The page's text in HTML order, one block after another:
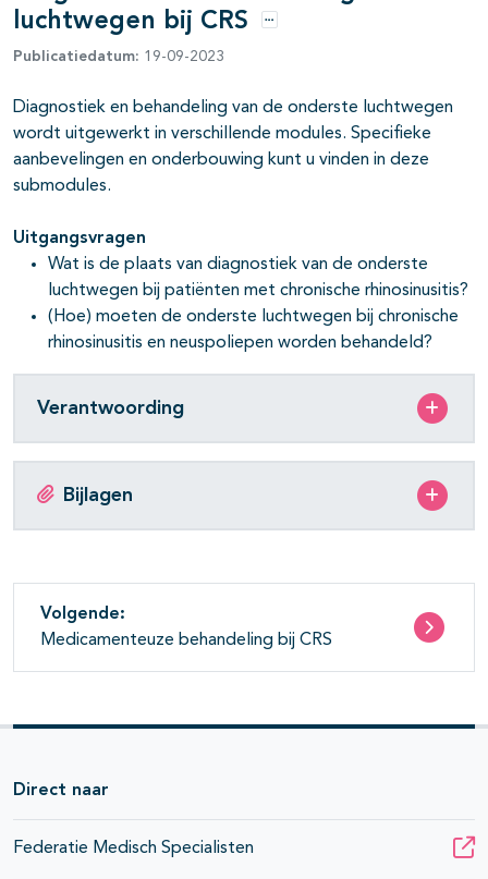
open- en dichtklappen
open- en dichtklappen
luchtwegen bij CRS
Opties
Publicatiedatum: 19-09-2023
Diagnostiek en behandeling van de onderste luchtwegen
wordt uitgewerkt in verschillende modules. Specifieke
aanbevelingen en onderbouwing kunt u vinden in deze
submodules.
Uitgangsvragen
Wat is de plaats van diagnostiek van de onderste
luchtwegen bij patiënten met chronische rhinosinusitis?
(Hoe) moeten de onderste luchtwegen bij chronische
rhinosinusitis en neuspoliepen worden behandeld?
Verantwoording
Bijlagen
Volgende:
Medicamenteuze behandeling bij CRS
Direct naar
Federatie Medisch Specialisten